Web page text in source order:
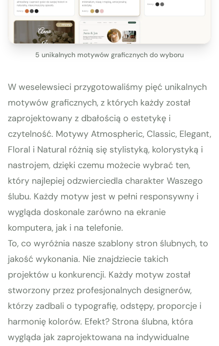
5 unikalnych motywów graficznych do wyboru
W weselewsieci przygotowaliśmy pięć unikalnych
motywów graficznych, z których każdy został
zaprojektowany z dbałością o estetykę i
czytelność. Motywy Atmospheric, Classic, Elegant,
Floral i Natural różnią się stylistyką, kolorystyką i
nastrojem, dzięki czemu możecie wybrać ten,
który najlepiej odzwierciedla charakter Waszego
ślubu. Każdy motyw jest w pełni responsywny i
wygląda doskonale zarówno na ekranie
komputera, jak i na telefonie.
To, co wyróżnia nasze szablony stron ślubnych, to
jakość wykonania. Nie znajdziecie takich
projektów u konkurencji. Każdy motyw został
stworzony przez profesjonalnych designerów,
którzy zadbali o typografię, odstępy, proporcje i
harmonię kolorów. Efekt? Strona ślubna, która
wygląda jak zaprojektowana na indywidualne